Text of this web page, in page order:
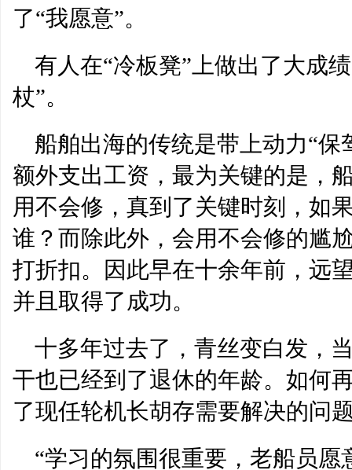
了“我愿意”。
有人在“冷板凳”上做出了大成
杖”。
船舶出海的传统是带上动力“保
额外支出工资，最为关键的是，
用不会修，真到了关键时刻，如
谁？而除此外，会用不会修的尴
打折扣。因此早在十余年前，远
并且取得了成功。
十多年过去了，青丝变白发，
干也已经到了退休的年龄。如何
了现任轮机长胡存需要解决的问
“学习的氛围很重要，老船员